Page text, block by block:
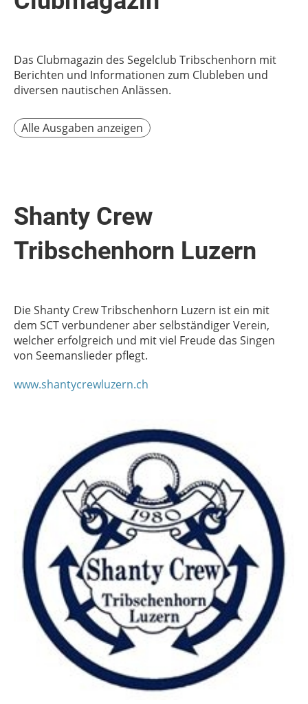
Das Clubmagazin des Segelclub Tribschenhorn mit
Berichten und Informationen zum Clubleben und
diversen nautischen Anlässen.
Alle Ausgaben anzeigen
Shanty Crew
Tribschenhorn Luzern
Die Shanty Crew Tribschenhorn Luzern ist ein mit
dem SCT verbundener aber selbständiger Verein,
welcher erfolgreich und mit viel Freude das Singen
von Seemanslieder pflegt.
www.shantycrewluzern.ch